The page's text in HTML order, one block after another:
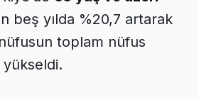
beş yılda %20,7 artarak
toplam nüfus
yükseldi.